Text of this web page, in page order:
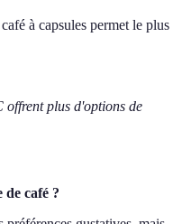
à capsules permet le plus
offrent plus d'options de
de café ?